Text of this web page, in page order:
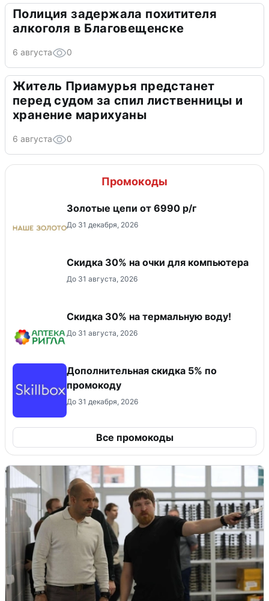
Полиция задержала похитителя
алкоголя в Благовещенске
6 августа 0
Житель Приамурья предстанет
перед судом за спил лиственницы и
хранение марихуаны
6 августа 0
Промокоды
Золотые цепи от 6990 р/г
До 31 декабря, 2026
Скидка 30% на очки для компьютера
До 31 августа, 2026
Скидка 30% на термальную воду!
До 31 августа, 2026
Дополнительная скидка 5% по
промокоду
До 31 декабря, 2026
Все промокоды